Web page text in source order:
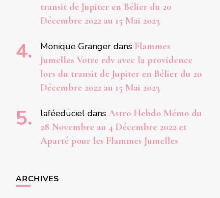
transit de Jupiter en Bélier du 20
Décembre 2022 au 15 Mai 2023
Monique Granger dans Flammes
Jumelles Votre rdv avec la providence
lors du transit de Jupiter en Bélier du 20
Décembre 2022 au 15 Mai 2023
laféeduciel dans Astro Hebdo Mémo du
28 Novembre au 4 Décembre 2022 et
Aparté pour les Flammes Jumelles
ARCHIVES